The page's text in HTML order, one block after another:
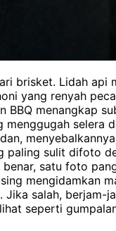
brisket. Lidah api
yang renyah
BBQ menangkap
selera
paling sulit difoto
satu foto
mengidamkan
Jika salah, berjam-
seperti